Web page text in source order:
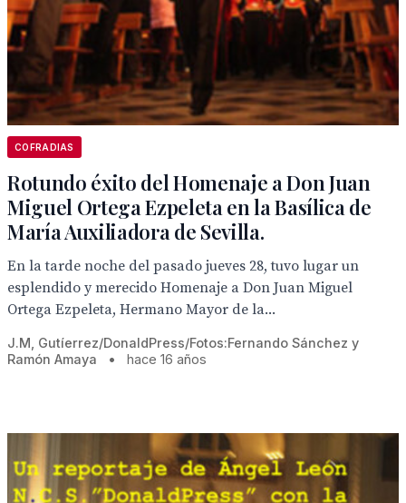
COFRADIAS
Rotundo éxito del Homenaje a Don Juan
Miguel Ortega Ezpeleta en la Basílica de
María Auxiliadora de Sevilla.
En la tarde noche del pasado jueves 28, tuvo lugar un
esplendido y merecido Homenaje a Don Juan Miguel
Ortega Ezpeleta, Hermano Mayor de la...
J.M, Gutíerrez/DonaldPress/Fotos:Fernando Sánchez y
Ramón Amaya
• hace 16 años